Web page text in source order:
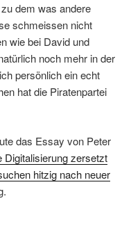
dem was andere
schmeissen nicht
wie bei David und
noch mehr in der
persönlich ein echt
hat die Piratenpartei
das Essay von Peter
Digitalisierung zersetzt
hitzig nach neuer